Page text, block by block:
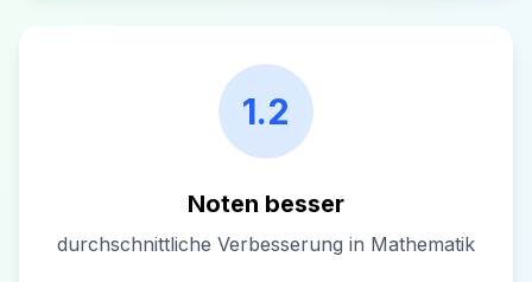
1.2
Noten besser
durchschnittliche Verbesserung in Mathematik